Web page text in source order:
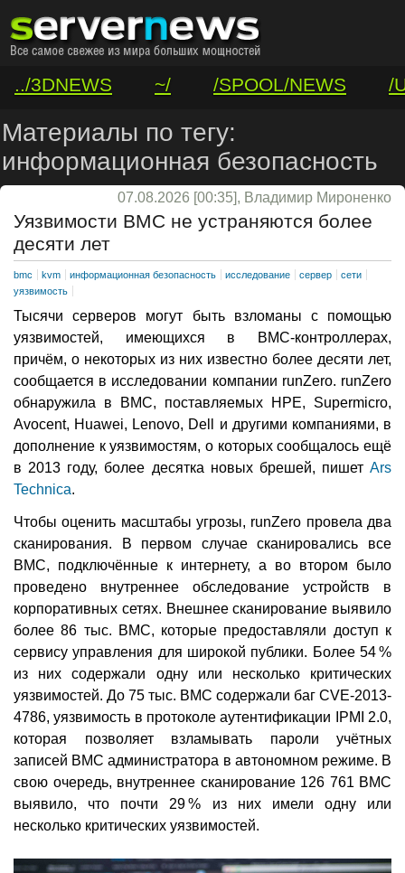
../3DNEWS ~/ /SPOOL/NEWS
/
/VAR/CONTACT
Материалы по тегу:
информационная безопасность
07.08.2026 [00:35], Владимир Мироненко
Уязвимости BMC не устраняются более
десяти лет
bmc kvm информационная безопасность исследование сервер
сети
уязвимость
Тысячи серверов могут быть взломаны с помощью
уязвимостей, имеющихся в BMC-контроллерах,
причём, о некоторых из них известно более десяти лет,
сообщается в исследовании компании runZero. runZero
обнаружила в BMC, поставляемых HPE, Supermicro,
Avocent, Huawei, Lenovo, Dell и другими компаниями, в
дополнение к уязвимостям, о которых сообщалось ещё
в 2013 году, более десятка новых брешей, пишет Ars
Technica.
Чтобы оценить масштабы угрозы, runZero провела два
сканирования. В первом случае сканировались все
BMC, подключённые к интернету, а во втором было
проведено внутреннее обследование устройств в
корпоративных сетях. Внешнее сканирование выявило
более 86 тыс. BMC, которые предоставляли доступ к
сервису управления для широкой публики. Более 54 %
из них содержали одну или несколько критических
уязвимостей. До 75 тыс. BMC содержали баг CVE-2013-
4786, уязвимость в протоколе аутентификации IPMI 2.0,
которая позволяет взламывать пароли учётных
записей BMC администратора в автономном режиме. В
свою очередь, внутреннее сканирование 126 761 BMC
выявило, что почти 29 % из них имели одну или
несколько критических уязвимостей.